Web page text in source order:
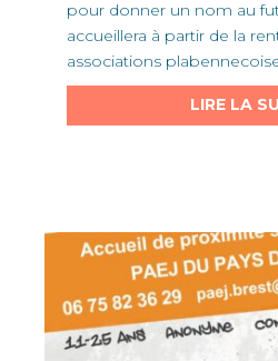
pour donner un nom au
accueillera à partir de la
associations
LIRE LA